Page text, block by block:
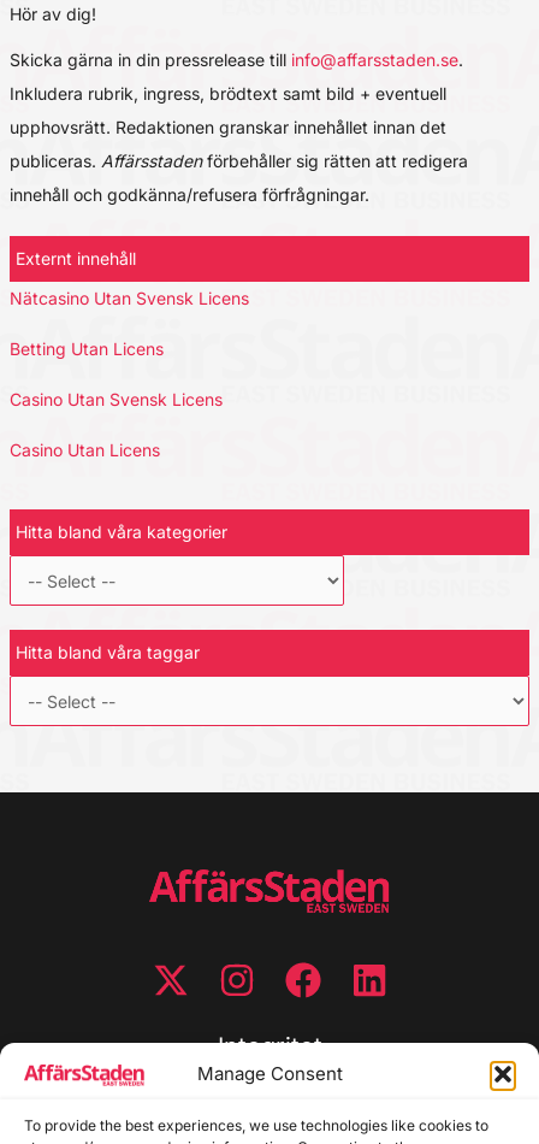
Manage Consent
To provide the best experiences, we use technologies like cookies to
Hör av dig!
Skicka gärna in din pressrelease till info@affarsstaden.se.
Inkludera rubrik, ingress, brödtext samt bild + eventuell
upphovsrätt. Redaktionen granskar innehållet innan det
publiceras. Affärsstadenförbehåller sig rätten att redigera
innehåll och godkänna/refusera förfrågningar.
Externt innehåll
Nätcasino Utan Svensk Licens
Betting Utan Licens
Casino Utan Svensk Licens
Casino Utan Licens
Hitta bland våra kategorier
Hitta bland våra taggar
Integritet
Cookiepolicy